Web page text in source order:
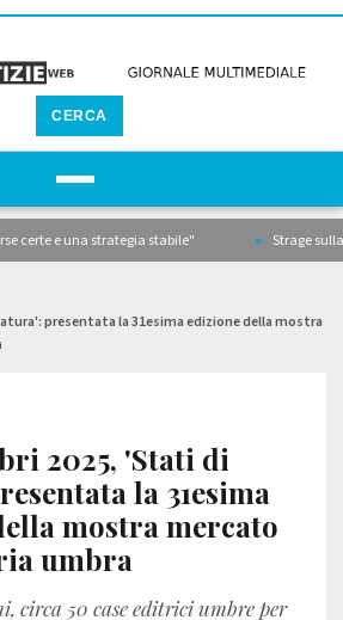
CERCA
strategia stabile" Strage sulla Terni-
presentata la 31esima edizione della mostra
2025, 'Stati di
la 31esima
mostra mercato
umbra
circa 50 case editrici umbre per